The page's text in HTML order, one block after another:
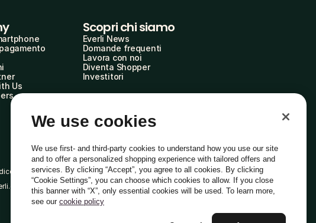
Us
Scopri chi siamo
Everli News
Domande frequenti
Lavora con noi
Diventa Shopper
Investitori
Etico
Italiano
We use cookies
We use first- and third-party cookies to understand how you use our site
and to offer a personalized shopping experience with tailored offers and
services. By clicking “Accept”, you agree to all cookies. By clicking
“Cookie Settings”, you can choose which cookies to allow. If you close
this banner with “X”, only essential cookies will be used. To learn more,
see our cookie policy